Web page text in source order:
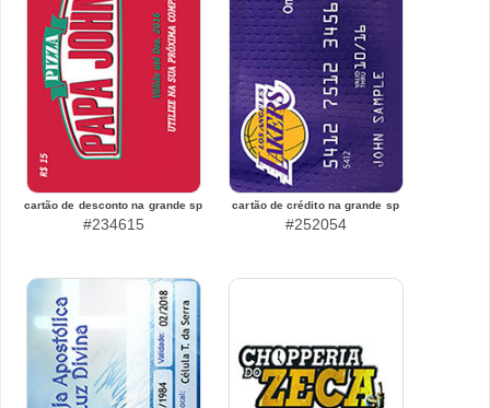
cartão de desconto na grande sp
#234615
cartão de crédito na grande sp
#252054